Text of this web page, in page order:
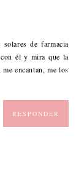
de farmacia
él y mira que la
encantan, me los
RESPONDER